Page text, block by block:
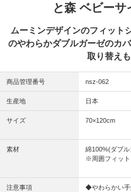
と森 ベビー
ムーミンデザインのフィット
のやわらかダブルガーゼのカ
取り替えも
商品管理番号 nsz-062
生産地 日本
サイズ 70×120cm
素材
綿100%(ダブル
※周囲フィッ
注意事項
◆やわらかい手